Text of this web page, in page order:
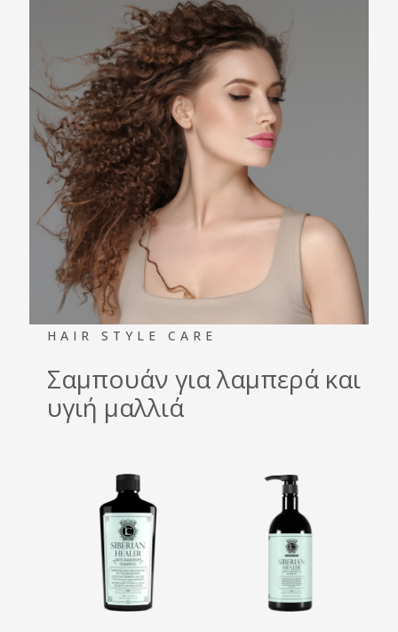
HAIR STYLE CARE
Σαμπουάν για λαμπερά και
υγιή μαλλιά